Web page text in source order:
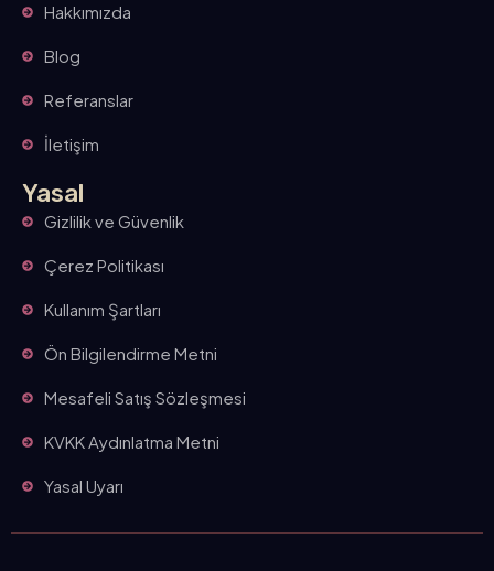
Hakkımızda
Blog
Referanslar
İletişim
Yasal
Gizlilik ve Güvenlik
Çerez Politikası
Kullanım Şartları
Ön Bilgilendirme Metni
Mesafeli Satış Sözleşmesi
KVKK Aydınlatma Metni
Yasal Uyarı